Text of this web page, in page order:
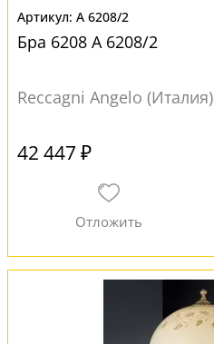
A 6208/2
Бра 6208 A 6208/2
Reccagni Angelo (Италия)
42 447 ₽